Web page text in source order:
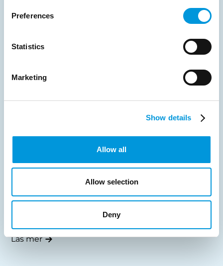
Preferences
Statistics
Marketing
Show details
Allow all
Allow selection
Deny
Hyresjuridik
När du behöver juridisk hjälp kan vi bistå med allt
ombud vid tvister. Vi erbjuder även utbildning i
Läs mer